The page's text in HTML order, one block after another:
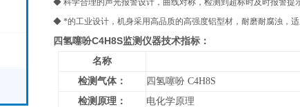
◆ 科学合理的声光报警设计，曲线对称，检测到超标时及时报警提
◆ *的工业设计，机身采用高品质的高强度铝型材，耐磨耐腐浊，适
四氢噻吩C4H8S监测仪器技术指标 ：
名称
检测气体：
四氢噻吩 C4H8S
检测原理：
电化学原理